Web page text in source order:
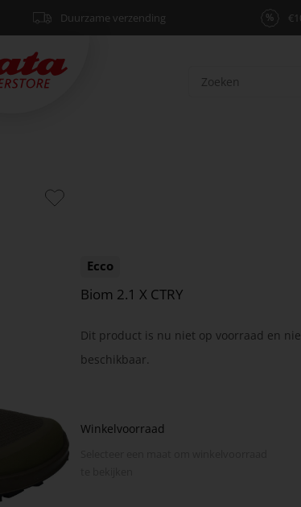
Duurzame verzending %
Ecco
Biom 2.1 X CTRY
Dit product is nu niet op voorraad en
beschikbaar.
Winkelvoorraad